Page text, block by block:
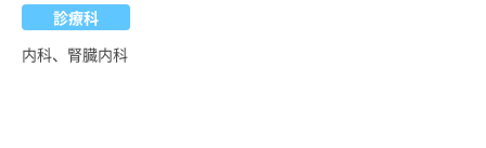
診療科
内科、腎臓内科